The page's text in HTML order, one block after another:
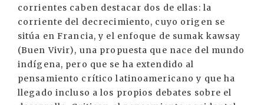
corrientes caben destacar dos de ellas: la
corriente del decrecimiento, cuyo origen se
sitúa en Francia, y el enfoque de sumak kawsay
(Buen Vivir), una propuesta que nace del mundo
indígena, pero que se ha extendido al
pensamiento crítico latinoamericano y que ha
llegado incluso a los propios debates sobre el